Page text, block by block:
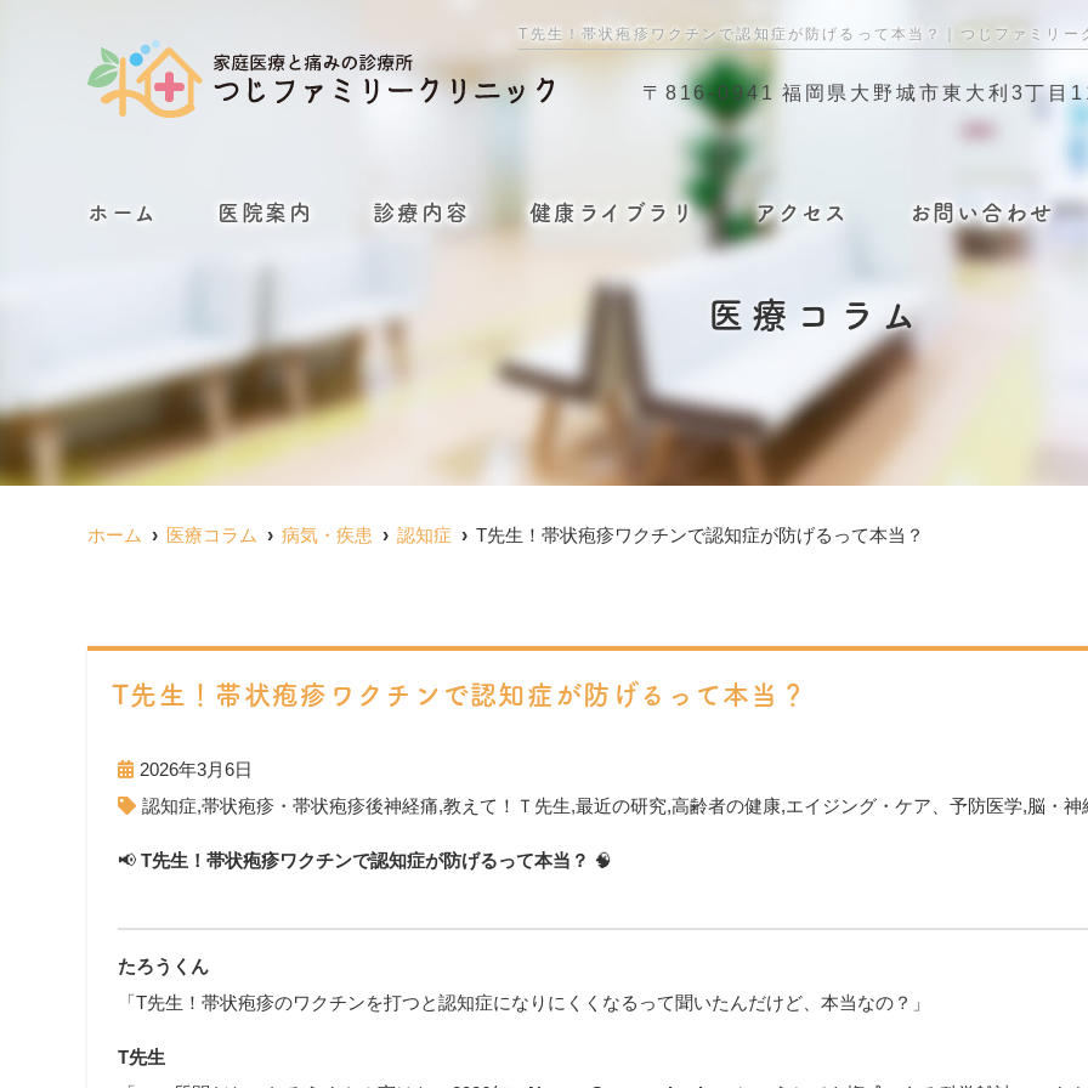
T先生！帯状疱疹ワクチンで認知症が防げるって本当？｜つじファミリ
〒816-0941 福岡県大野城市東大利3丁目
ホーム 医院案内 診療内容 健康ライブラリ アクセス お問い合わせ
医療コラム
ホーム 医療コラム 病気・疾患 認知症 T先生！帯状疱疹ワクチンで認知症が防げるって本当？
T先生！帯状疱疹ワクチンで認知症が防げるって本当？
2026年3月6日
認知症,帯状疱疹・帯状疱疹後神経痛,教えて！Ｔ先生,最近の研究,高齢者の健康,エイジング・ケア、予防医学,脳・神
📢 T先生！帯状疱疹ワクチンで認知症が防げるって本当？ 🧠
たろうくん
「T先生！帯状疱疹のワクチンを打つと認知症になりにくくなるって聞いたんだけど、本当なの？」
T先生